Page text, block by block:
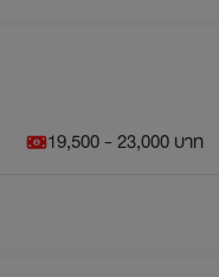
19,500 - 23,000 บาท